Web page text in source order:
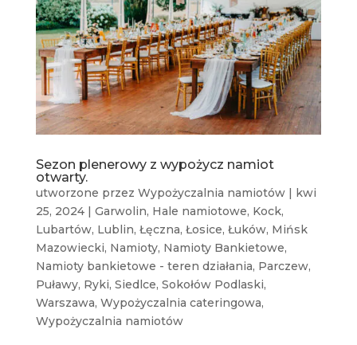
Sezon plenerowy z wypożycz namiot
otwarty.
utworzone przez Wypożyczalnia namiotów| kwi
25, 2024| Garwolin, Hale namiotowe, Kock,
Lubartów, Lublin, Łęczna, Łosice, Łuków, Mińsk
Mazowiecki, Namioty, Namioty Bankietowe,
Namioty bankietowe - teren działania, Parczew,
Puławy, Ryki, Siedlce, Sokołów Podlaski,
Warszawa, Wypożyczalnia cateringowa,
Wypożyczalnia namiotów